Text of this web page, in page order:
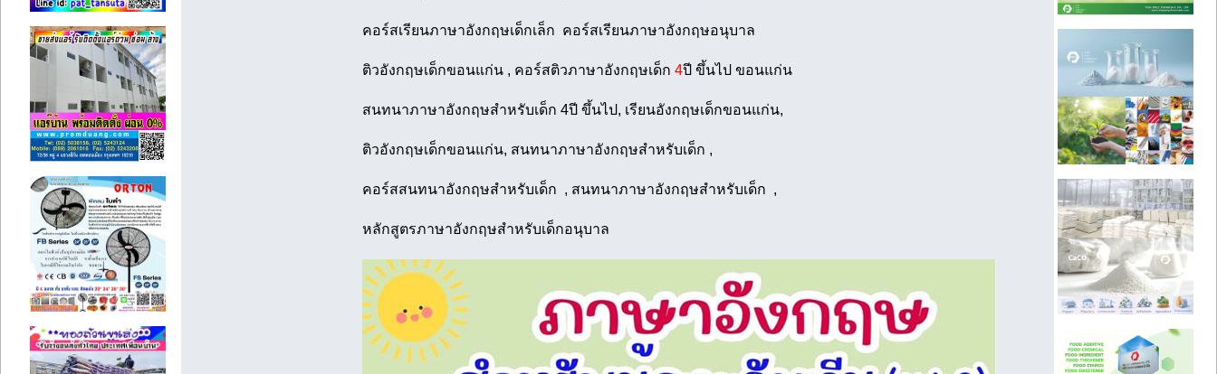
คอร์สเรียนภาษาอังกฤษเด็กเล็ก คอร์สเรียนภาษาอังกฤษอนุบาล
ติวอังกฤษเด็กขอนแก่น , คอร์สติวภาษาอังกฤษเด็ก 4ปี ขึ้นไป ขอนแก่น
สนทนาภาษาอังกฤษสำหรับเด็ก 4ปี ขึ้นไป, เรียนอังกฤษเด็กขอนแก่น,
ติวอังกฤษเด็กขอนแก่น, สนทนาภาษาอังกฤษสำหรับเด็ก ,
คอร์สสนทนาอังกฤษสำหรับเด็ก , สนทนาภาษาอังกฤษสำหรับเด็ก ,
หลักสูตรภาษาอังกฤษสำหรับเด็กอนุบาล